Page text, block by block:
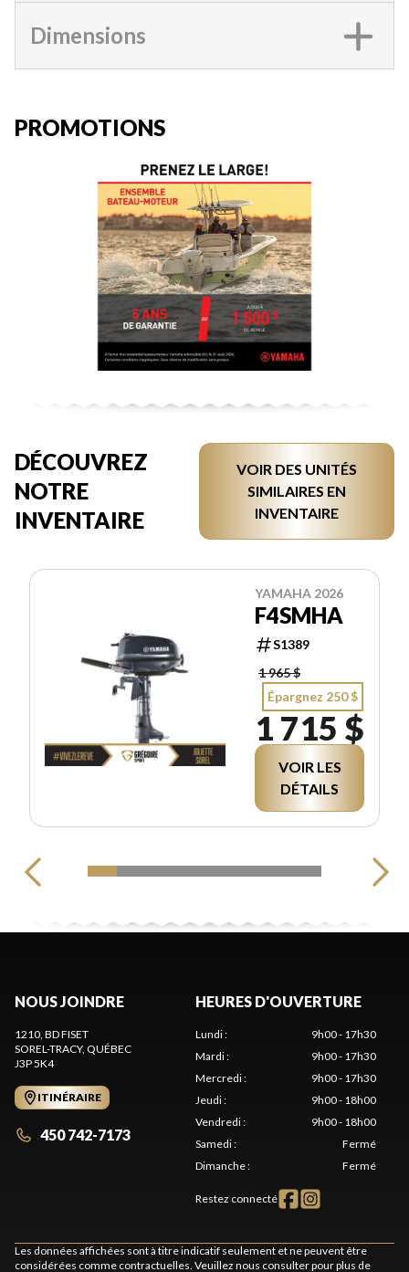
Dimensions
PROMOTIONS
DÉCOUVREZ
NOTRE
INVENTAIRE
VOIR DES UNITÉS
SIMILAIRES EN
INVENTAIRE
YAMAHA 2026
F4SMHA
S1389
1 965 $
Épargnez 250 $
1 715 $
VOIR LES
DÉTAILS
NOUS JOINDRE
1210, BD FISET
SOREL-TRACY, QUÉBEC
J3P 5K4
ITINÉRAIRE
450 742-7173
HEURES D'OUVERTURE
Lundi:
9h00 - 17h30
Mardi:
9h00 - 17h30
Mercredi:
9h00 - 17h30
Jeudi:
9h00 - 18h00
Vendredi:
9h00 - 18h00
Samedi:
Fermé
Dimanche: Fermé
Restez connecté
Les données affichées sont à titre indicatif seulement et ne peuvent être
considérées comme contractuelles. Veuillez nous consulter pour plus de